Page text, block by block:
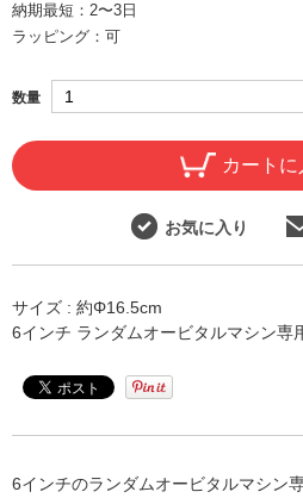
納期最短： 2〜3日
ラッピング： 可
数量
カートに
お気に入り
サイズ : 約Φ16.5cm
6インチ ランダムオービタルマシン専
6インチのランダムオービタルマシン